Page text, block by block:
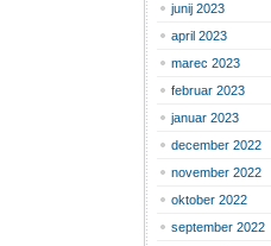
junij 2023
april 2023
marec 2023
februar 2023
januar 2023
december 2022
november 2022
oktober 2022
september 2022